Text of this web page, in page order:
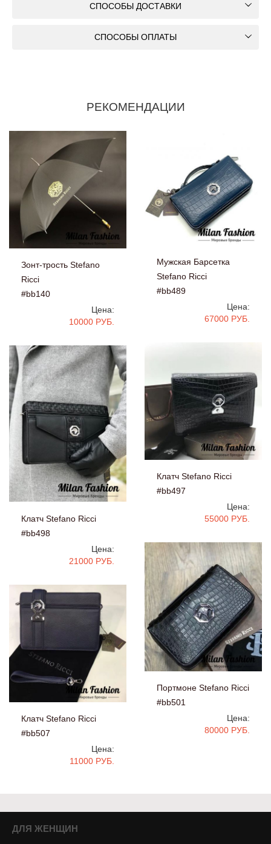
СПОСОБЫ ДОСТАВКИ
СПОСОБЫ ОПЛАТЫ
РЕКОМЕНДАЦИИ
Зонт-трость Stefano
Ricci
#bb140
Цена:
10000 РУБ.
Мужская Барсетка
Stefano Ricci
#bb489
Цена:
67000 РУБ.
Клатч Stefano Ricci
#bb497
Цена:
55000 РУБ.
Клатч Stefano Ricci
#bb498
Цена:
21000 РУБ.
Портмоне Stefano Ricci
#bb501
Цена:
80000 РУБ.
Клатч Stefano Ricci
#bb507
Цена:
11000 РУБ.
ДЛЯ ЖЕНЩИН